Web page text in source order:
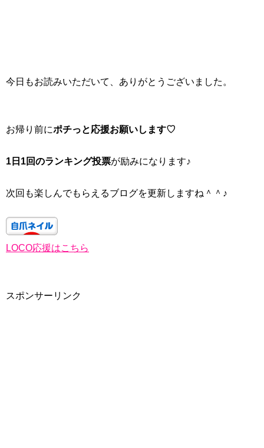
今日もお読みいただいて、ありがとうございました。
お帰り前にポチっと応援お願いします♡
1日1回のランキング投票が励みになります♪
次回も楽しんでもらえるブログを更新しますね＾＾♪
LOCO応援はこちら
スポンサーリンク